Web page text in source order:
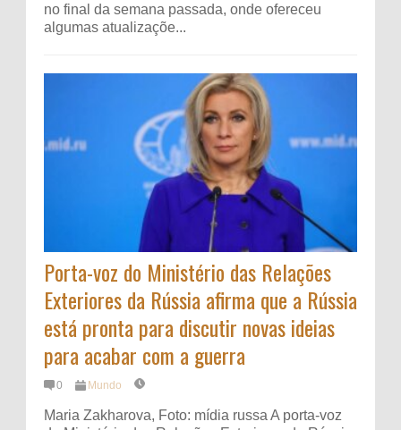
no final da semana passada, onde ofereceu
algumas atualizaçõe...
Porta-voz do Ministério das Relações
Exteriores da Rússia afirma que a Rússia
está pronta para discutir novas ideias
para acabar com a guerra
0 Mundo
Maria Zakharova, Foto: mídia russa A porta-voz